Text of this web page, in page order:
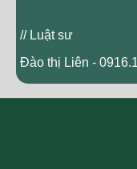
// Luật sư
Đào thị Liên -